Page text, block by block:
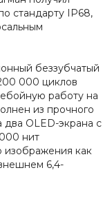
стандарту IP68,
беззубчатый
000 циклов
работу на
из прочного
два OLED-экрана с
нит
изображения как
6,4-